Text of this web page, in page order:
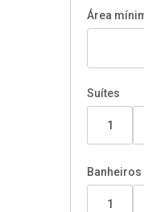
Área
Suítes
1
Banheiros
1